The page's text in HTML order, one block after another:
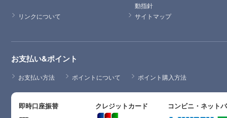
動指針
リンクについて
サイトマップ
お支払い&ポイント
お支払い方法 ポイントについて ポイント購入方法
即時口座振替 クレジットカード コンビニ・ネット